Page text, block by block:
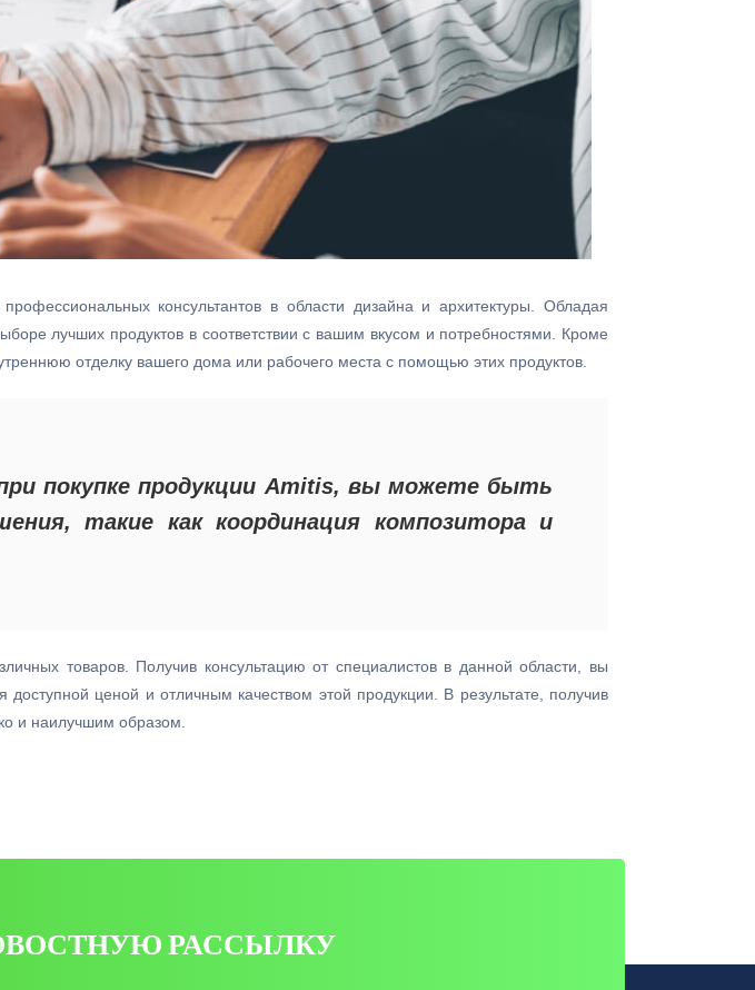
консультантов в области дизайна и архитектуры. Обладая
лучших продуктов в соответствии с вашим вкусом и потребностями. Кроме
отделку вашего дома или рабочего места с помощью этих продуктов.
покупке продукции Amitis, вы можете быть
такие как координация композитора и
товаров. Получив консультацию от специалистов в данной области, вы
ценой и отличным качеством этой продукции. В результате, получив
и наилучшим образом.
РАССЫЛКУ